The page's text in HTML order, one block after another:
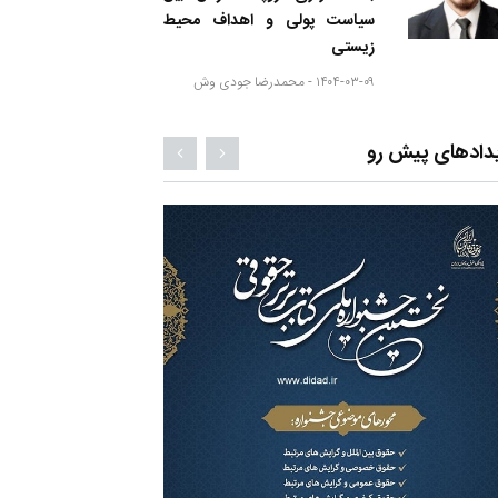
سیاست پولی و اهداف محیط
زیستی
۱۴۰۴-۰۳-۰۹ - محمدرضا جودی وش
پیش رو